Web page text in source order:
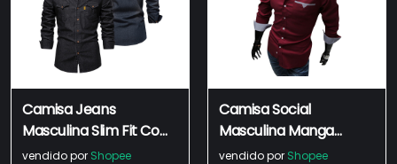
Camisa Jeans
Masculina Slim Fit Com
Botão De Manga Longa
vendido por Shopee
Camisa Social
Masculina Manga
Longa Slim Fit Nacional
vendido por Shopee